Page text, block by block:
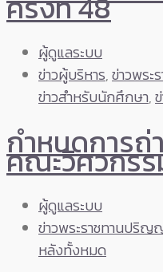
ผู้ดูแลระบบ
ข่าวผู้บริหาร,ข่าวพร
ข่าวสำหรับนักศึกษา,
กำหนดการ
คณะวิศวกร
ผู้ดูแลระบบ
ข่าวพระราชทานปริ
หลังทั้งหมด